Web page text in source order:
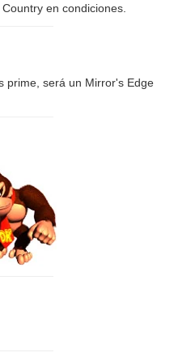
en condiciones.
prime, será un Mirror's Edge